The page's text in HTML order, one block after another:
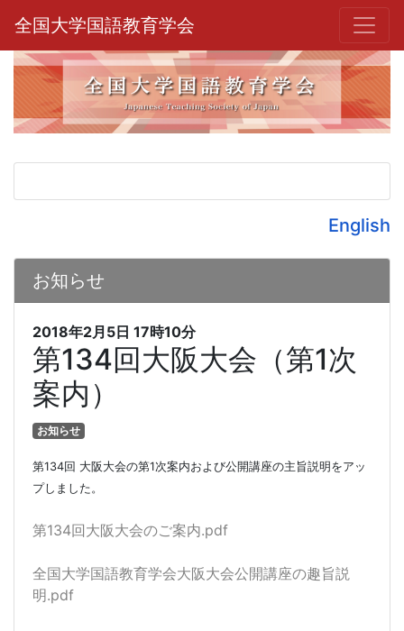
全国大学国語教育学会
English
お知らせ
2018年2月5日 17時10分
第134回大阪大会（第1次
案内）
お知らせ
第134回 大阪大会の第1次案内および公開講座の主旨説明をアッ
プしました。
第134回大阪大会のご案内.pdf
全国大学国語教育学会大阪大会公開講座の趣旨説
明.pdf